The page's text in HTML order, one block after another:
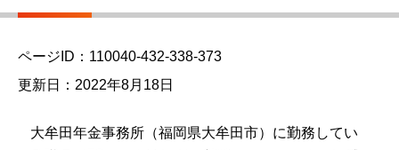
ページID：110040-432-338-373
更新日：2022年8月18日
大牟田年金事務所（福岡県大牟田市）に勤務してい